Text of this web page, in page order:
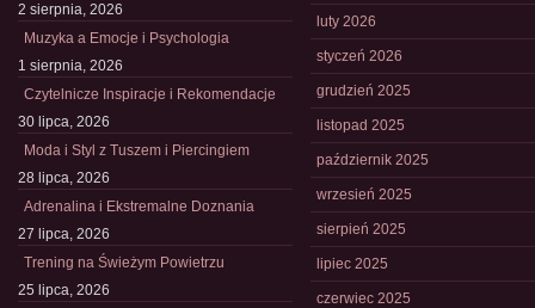
2 sierpnia, 2026
Muzyka a Emocje i Psychologia
1 sierpnia, 2026
Czytelnicze Inspiracje i Rekomendacje
30 lipca, 2026
Moda i Styl z Tuszem i Piercingiem
28 lipca, 2026
Adrenalina i Ekstremalne Doznania
27 lipca, 2026
Trening na Świeżym Powietrzu
25 lipca, 2026
luty 2026
styczeń 2026
grudzień 2025
listopad 2025
październik 2025
wrzesień 2025
sierpień 2025
lipiec 2025
czerwiec 2025